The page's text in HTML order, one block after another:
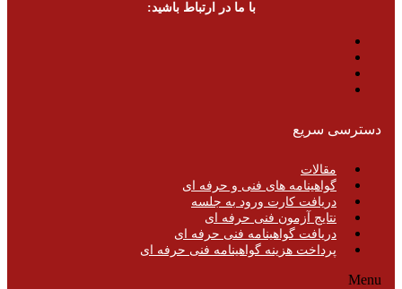
با ما در ارتباط باشید:
دسترسی سریع
مقالات
گواهینامه های فنی و حرفه ای
دریافت کارت ورود به جلسه
نتایج آزمون فنی حرفه ای
دریافت گواهینامه فنی حرفه ای
پرداخت هزینه گواهینامه فنی حرفه ای
Menu